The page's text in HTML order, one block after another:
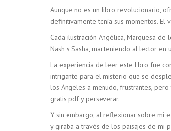
Aunque no es un libro revolucionario,
definitivamente tenía sus momentos.
Cada ilustración Angélica, Marquesa
Nash y Sasha, manteniendo al lector en
La experiencia de leer este libro fue
intrigante para el misterio que se
los Ángeles a menudo, frustrantes,
gratis pdf y perseverar.
Y sin embargo, al reflexionar sobre mi
y giraba a través de los paisajes de mi